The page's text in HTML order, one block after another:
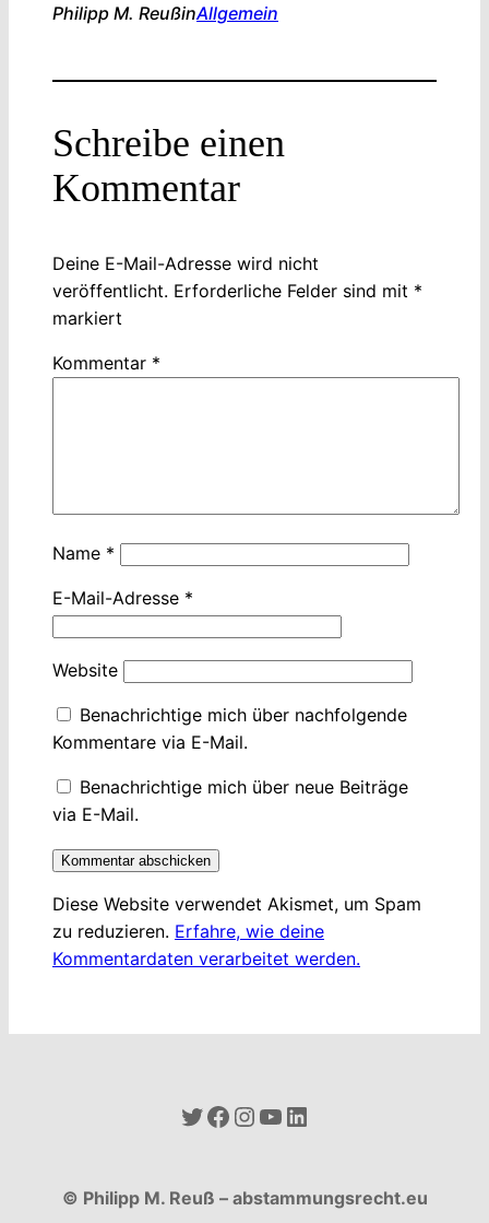
Philipp M. ReußinAllgemein
Schreibe einen
Kommentar
Deine E-Mail-Adresse wird nicht
veröffentlicht. Erforderliche Felder sind mit *
markiert
Kommentar *
Name *
E-Mail-Adresse *
Website
Benachrichtige mich über nachfolgende
Kommentare via E-Mail.
Benachrichtige mich über neue Beiträge
via E-Mail.
Diese Website verwendet Akismet, um Spam
zu reduzieren. Erfahre, wie deine
Kommentardaten verarbeitet werden.
Twitter
Facebook
Instagram
YouTube
LinkedIn
© Philipp M. Reuß – abstammungsrecht.eu